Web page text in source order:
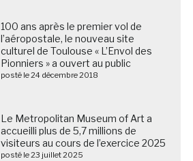
100 ans après le premier vol de
l’aéropostale, le nouveau site
culturel de Toulouse « L’Envol des
Pionniers » a ouvert au public
posté le 24 décembre 2018
Le Metropolitan Museum of Art a
accueilli plus de 5,7 millions de
visiteurs au cours de l’exercice 2025
posté le 23 juillet 2025